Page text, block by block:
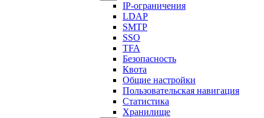
IP-ограничения
LDAP
SMTP
SSO
TFA
Безопасность
Квота
Общие настройки
Пользовательская навигация
Статистика
Хранилище